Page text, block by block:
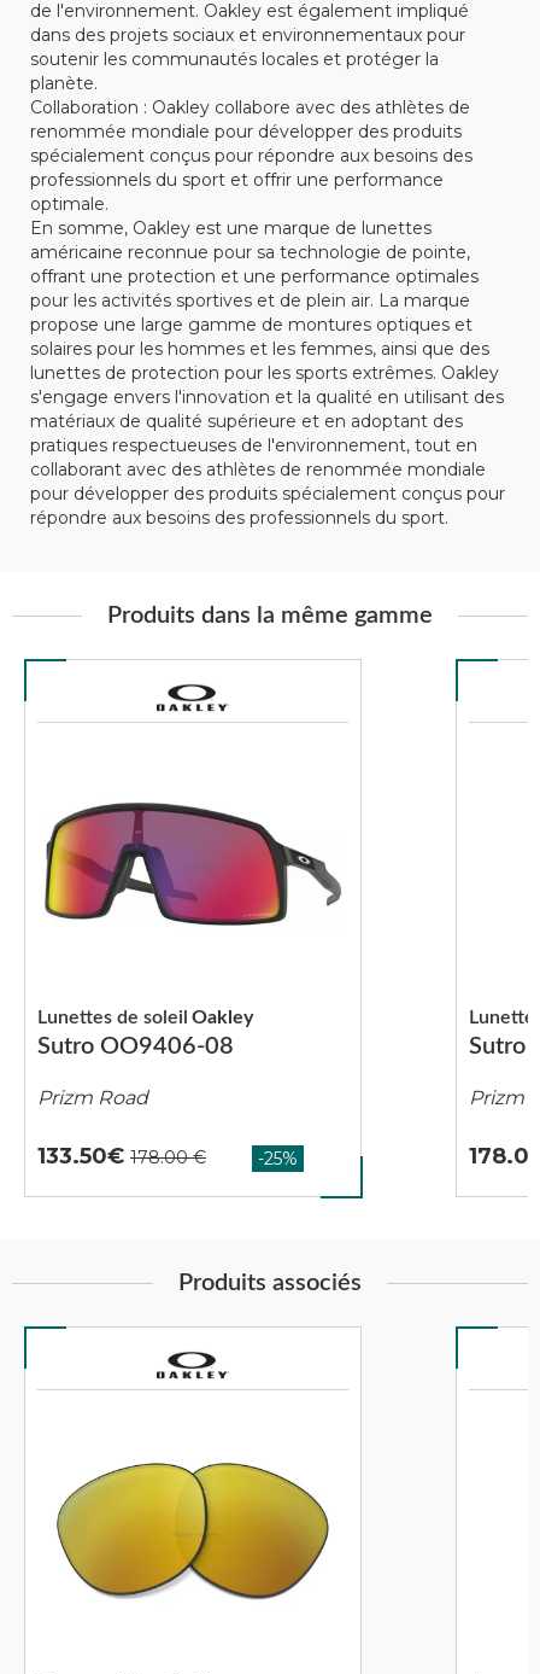
de l'environnement. Oakley est également impliqué
dans des projets sociaux et environnementaux pour
soutenir les communautés locales et protéger la
planète.
Collaboration : Oakley collabore avec des athlètes de
renommée mondiale pour développer des produits
spécialement conçus pour répondre aux besoins des
professionnels du sport et offrir une performance
optimale.
En somme, Oakley est une marque de lunettes
américaine reconnue pour sa technologie de pointe,
offrant une protection et une performance optimales
pour les activités sportives et de plein air. La marque
propose une large gamme de montures optiques et
solaires pour les hommes et les femmes, ainsi que des
lunettes de protection pour les sports extrêmes. Oakley
s'engage envers l'innovation et la qualité en utilisant des
matériaux de qualité supérieure et en adoptant des
pratiques respectueuses de l'environnement, tout en
collaborant avec des athlètes de renommée mondiale
pour développer des produits spécialement conçus pour
répondre aux besoins des professionnels du sport.
Produits dans la même gamme
Sutro OO9406-08
Lunettes de soleil Oakley
Prizm Road
133.50
Sutro
Prizm
Produits associés